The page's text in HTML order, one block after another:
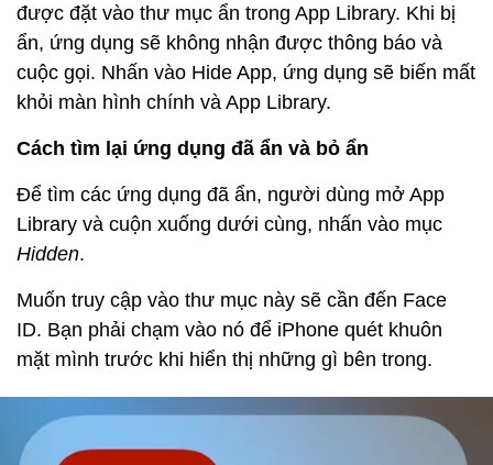
được đặt vào thư mục ẩn trong App Library. Khi bị
ẩn, ứng dụng sẽ không nhận được thông báo và
cuộc gọi. Nhấn vào Hide App, ứng dụng sẽ biến mất
khỏi màn hình chính và App Library.
Cách tìm lại ứng dụng đã ẩn và bỏ ẩn
Để tìm các ứng dụng đã ẩn, người dùng mở App
Library và cuộn xuống dưới cùng, nhấn vào mục
Hidden.
Muốn truy cập vào thư mục này sẽ cần đến Face
ID. Bạn phải chạm vào nó để iPhone quét khuôn
mặt mình trước khi hiển thị những gì bên trong.